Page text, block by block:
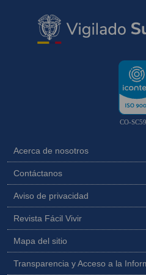
CO-
Acerca de nosotros
Contáctanos
Aviso de privacidad
Revista Fácil Vivir
Mapa del sitio
Transparencia y Acceso a la